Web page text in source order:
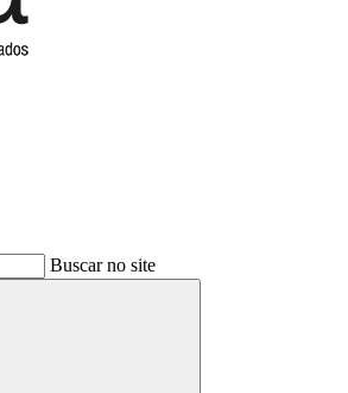
Buscar no site